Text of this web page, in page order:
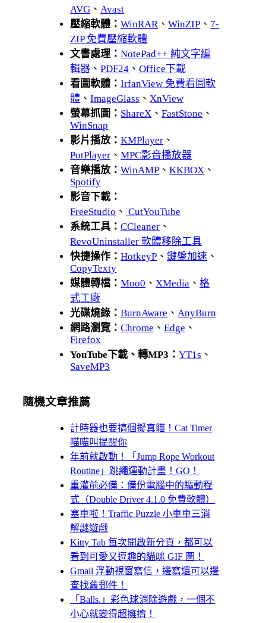
AVG 、 Avast
壓縮軟體：WinRAR 、WinZIP 、 7-
ZIP 免費壓縮軟體
文書處理：NotePad++ 純文字編
輯器 、PDF24 、Office下載
看圖軟體：IrfanView 免費看圖軟
體 、ImageGlass 、 XnView
螢幕抓圖： ShareX 、FastStone 、
WinSnap
影片播放：KMPlayer 、
PotPlayer 、MPC影音播放器
音樂播放：WinAMP 、KKBOX 、
Spotify
影音下載：
FreeStudio 、 CutYouTube
系統工具：CCleaner 、
RevoUninstaller 軟體移除工具
快捷操作：HotkeyP 、鍵盤加速 、
CopyTexty
媒體轉檔：Moo0 、 XMedia 、格
式工廠
光碟燒錄：BurnAware 、 AnyBurn
網路瀏覽：Chrome 、Edge 、
Firefox
YouTube下載、轉MP3：YT1s 、
SaveMP3
隨機文章推薦
計時器也要搞個擬真貓！Cat Timer
喵喵叫提醒你
年前就啟動！「Jump Rope Workout
Routine」跳繩運動計畫！GO！
重灌前必備：備份電腦中的驅動程
式（Double Driver 4.1.0 免費軟體）
塞車啦！Traffic Puzzle 小車車三消
解謎遊戲
Kitty Tab 每次開啟新分頁，都可以
看到可愛又逗趣的貓咪 GIF 圖！
Gmail 浮動視窗寫信，邊寫還可以邊
查找舊郵件！
「Balls.」彩色球消除遊戲，一個不
小心就變得超擁擠！